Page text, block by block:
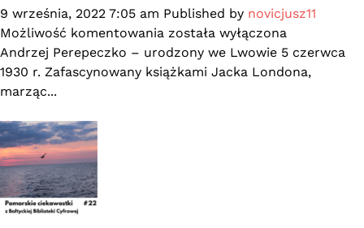
9 września, 2022 7:05 am Published by novicjusz11
Możliwość komentowania 92.
urodziny
Andrzeja
została wyłączona
Andrzej Perepeczko – urodzony we Lwowie 5 czerwca
1930 r. Zafascynowany książkami Jacka Londona,
marząc...